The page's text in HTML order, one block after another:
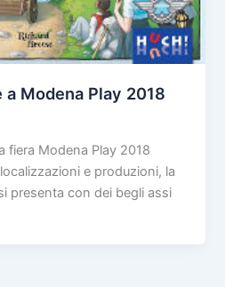
Modena Play 2018
fiera Modena Play 2018
e produzioni, la
presenta con dei begli assi